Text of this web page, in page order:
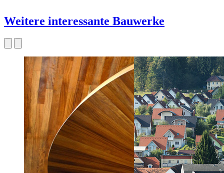
Weitere interessante Bauwerke